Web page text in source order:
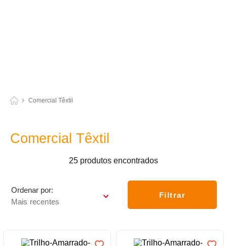
Comercial Têxtil
Comercial Têxtil
25 produtos
Ordenar por
Mais recentes
Filtrar
frigideira multiflon